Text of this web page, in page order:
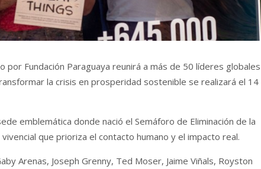
por Fundación Paraguaya reunirá a más de 50 líderes globales
la crisis en prosperidad sostenible se realizará el 14
emblemática donde nació el Semáforo de Eliminación de la
que prioriza el contacto humano y el impacto real.
Arenas, Joseph Grenny, Ted Moser, Jaime Viñals, Royston